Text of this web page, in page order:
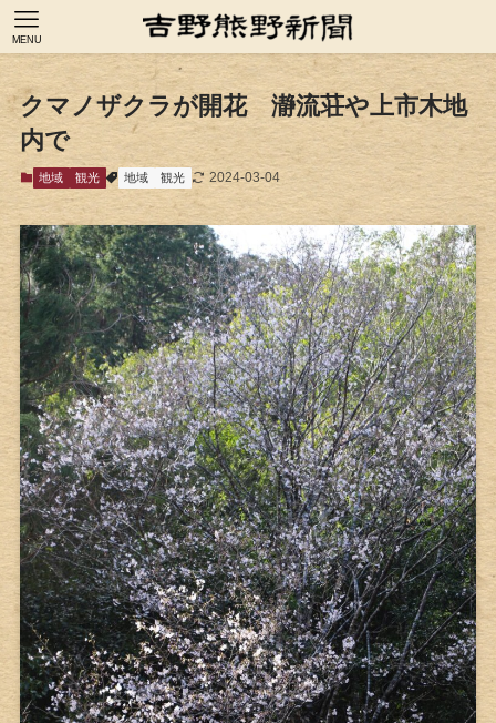
MENU
クマノザクラが開花 瀞流荘や上市木地
内で
地域 観光 地域 観光 2024-03-04